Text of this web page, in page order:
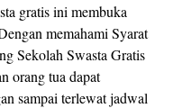
gratis ini membuka
memahami Syarat
Sekolah Swasta Gratis
orang tua dapat
sampai terlewat jadwal